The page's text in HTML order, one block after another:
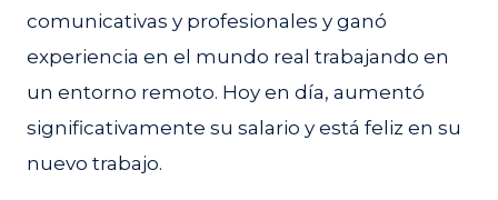
comunicativas y profesionales y ganó
experiencia en el mundo real trabajando en
un entorno remoto. Hoy en día, aumentó
significativamente su salario y está feliz en su
nuevo trabajo.